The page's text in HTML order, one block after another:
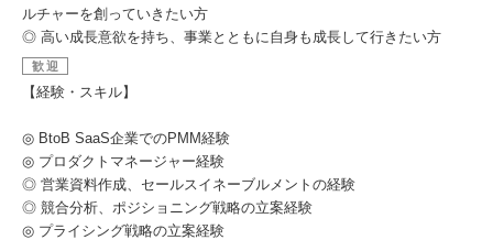
ルチャーを創っていきたい方
◎ 高い成長意欲を持ち、事業とともに自身も成長して行きたい方
歓迎
【経験・スキル】
◎ BtoB SaaS企業でのPMM経験
◎ プロダクトマネージャー経験
◎ 営業資料作成、セールスイネーブルメントの経験
◎ 競合分析、ポジショニング戦略の立案経験
◎ プライシング戦略の立案経験